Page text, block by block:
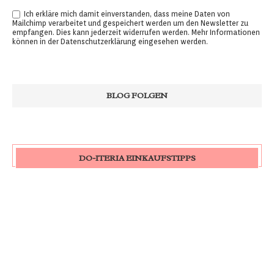
Ich erkläre mich damit einverstanden, dass meine Daten von
Mailchimp verarbeitet und gespeichert werden um den Newsletter zu
empfangen. Dies kann jederzeit widerrufen werden. Mehr Informationen
können in der Datenschutzerklärung eingesehen werden.
DO-ITERIA EINKAUFSTIPPS